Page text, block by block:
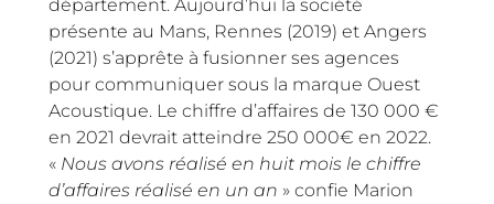
département. Aujourd’hui la société
présente au Mans, Rennes (2019) et Angers
(2021) s’apprête à fusionner ses agences
pour communiquer sous la marque Ouest
Acoustique. Le chiffre d’affaires de 130 000 €
en 2021 devrait atteindre 250 000€ en 2022.
« Nous avons réalisé en huit mois le chiffre
d’affaires réalisé en un an » confie Marion